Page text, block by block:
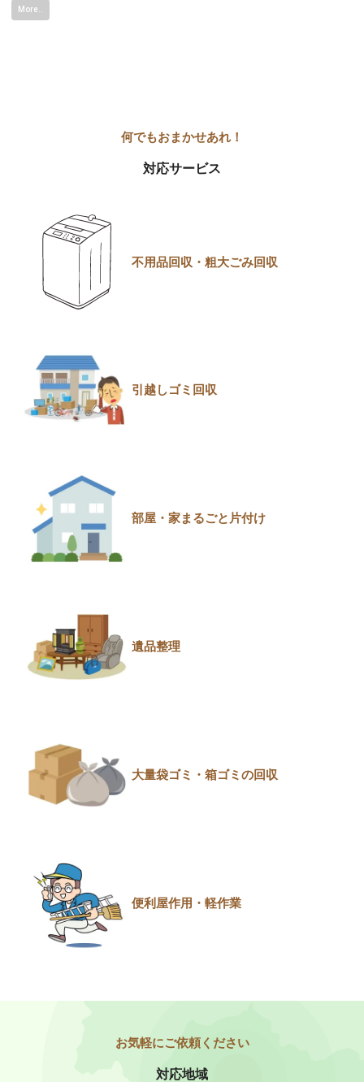
More..
対応サービス
不用品回収・粗大ごみ回収
引越しゴミ回収
部屋・家まるごと片付け
遺品整理
大量袋ゴミ・箱ゴミの回収
便利屋作用・軽作業
対応地域